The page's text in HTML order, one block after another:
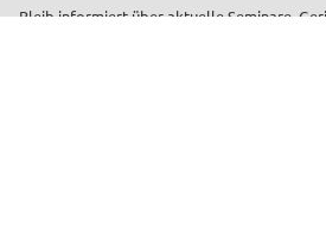
Bleib informiert über aktuelle Seminare,